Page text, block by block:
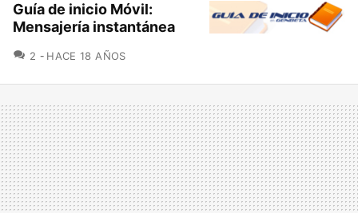
Guía de inicio Móvil:
Mensajería instantánea
2 COMENTARIOS
HACE 18 AÑOS